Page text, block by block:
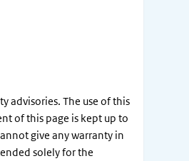
advisories. The use of this
of this page is kept up to
give any warranty in
solely for the